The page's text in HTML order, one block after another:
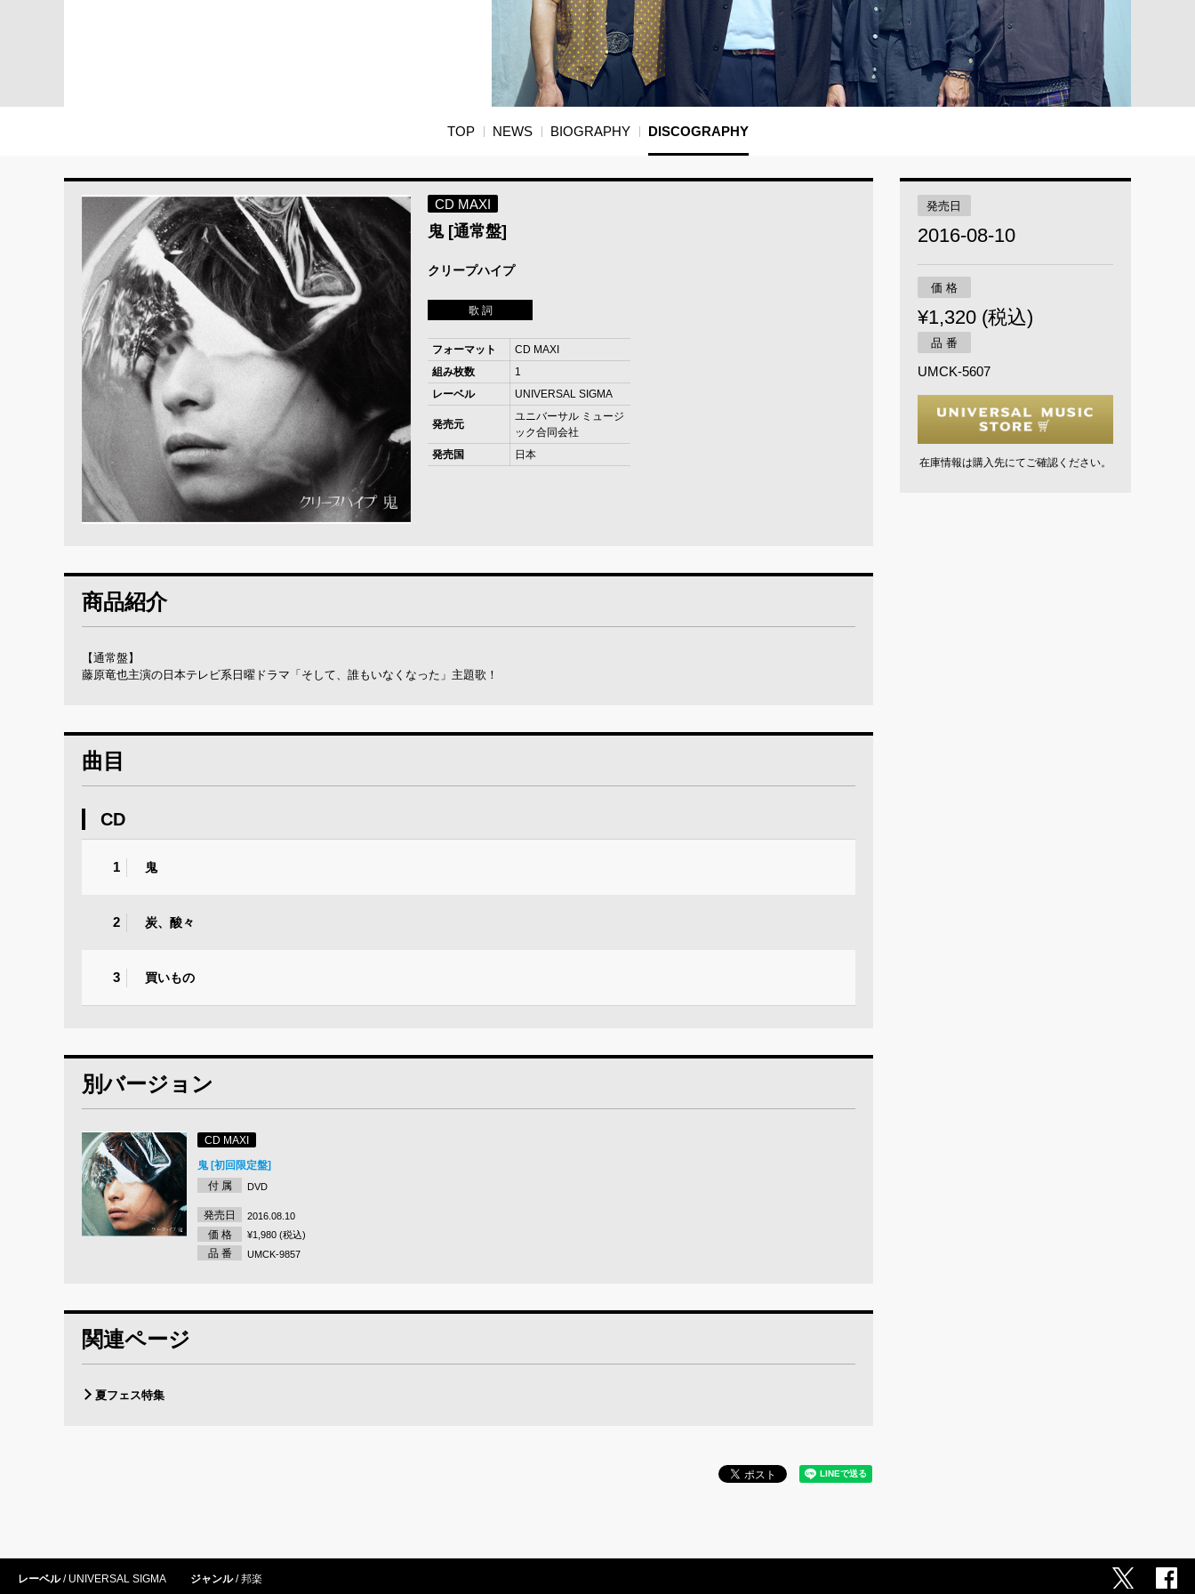
TOP NEWS BIOGRAPHY DISCOGRAPHY
CD MAXI
鬼 [通常盤]
クリープハイプ
歌 詞
フォーマット
CD MAXI
組み枚数
1
レーベル
UNIVERSAL SIGMA
発売元
ユニバーサル ミュージ
ック合同会社
発売国
日本
商品紹介
【通常盤】
藤原竜也主演の日本テレビ系日曜ドラマ「そして、誰もいなくなった」主題歌！
曲目
CD
1 鬼
2 炭、酸々
3 買いもの
別バージョン
CD MAXI
鬼 [初回限定盤]
付 属
DVD
発売日 2016.08.10
価 格 ¥1,980 (税込)
品 番 UMCK-9857
関連ページ
夏フェス特集
発売日
2016-08-10
価 格
¥1,320 (税込)
品 番
UMCK-5607
在庫情報は購入先にてご確認ください。
レーベル UNIVERSAL SIGMA ジャンル 邦楽